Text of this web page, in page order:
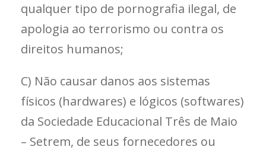
qualquer tipo de pornografia ilegal, de
apologia ao terrorismo ou contra os
direitos humanos;
C) Não causar danos aos sistemas
físicos (hardwares) e lógicos (softwares)
da Sociedade Educacional Três de Maio
– Setrem, de seus fornecedores ou